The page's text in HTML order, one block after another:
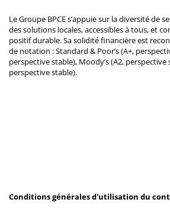
Le Groupe BPCE s’appuie sur la diversité de
des solutions locales, accessibles à tous, et
positif durable. Sa solidité financière est
de notation : Standard & Poor’s (A+,
perspective stable), Moody’s (A2, perspective
perspective stable).
Conditions générales d'utilisation du